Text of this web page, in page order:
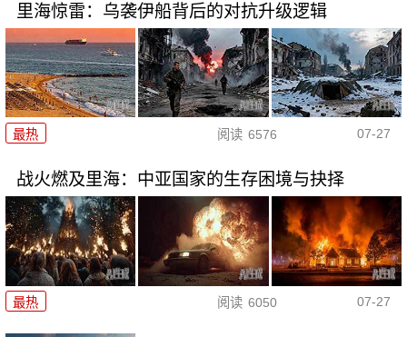
里海惊雷：乌袭伊船背后的对抗升级逻辑
最热 阅读 6576 07-27
战火燃及里海：中亚国家的生存困境与抉择
最热 阅读 6050 07-27